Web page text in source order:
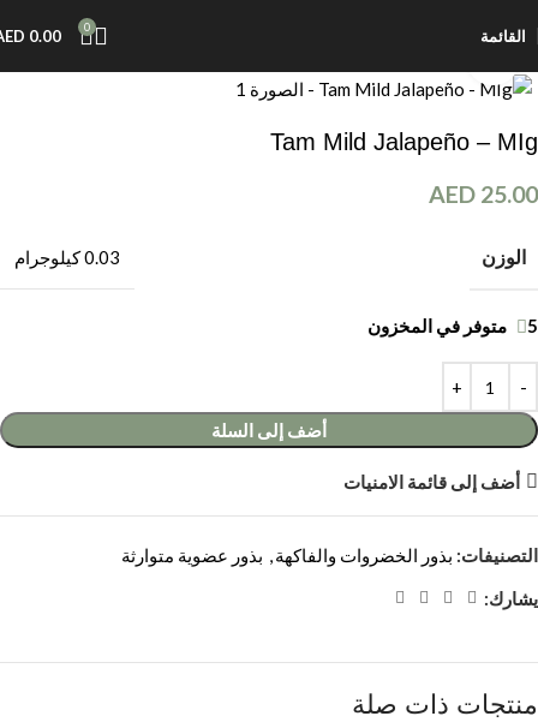
القائمة 0
0.00
Tam Mild Jalapeño – MIg
AED 25.00
الوزن 0.03 كيلوجرام
5 متوفر في المخزون
أضف إلى السلة
أضف إلى قائمة الامنيات
التصنيفات: بذور الخضروات والفاكهة, بذور عضوية متوارثة
يشارك:
منتجات ذات صلة